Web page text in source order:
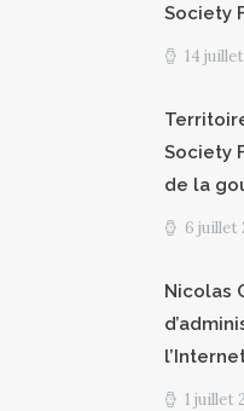
Society
14
Society
de la
6 juillet
Nicolas
1 juillet